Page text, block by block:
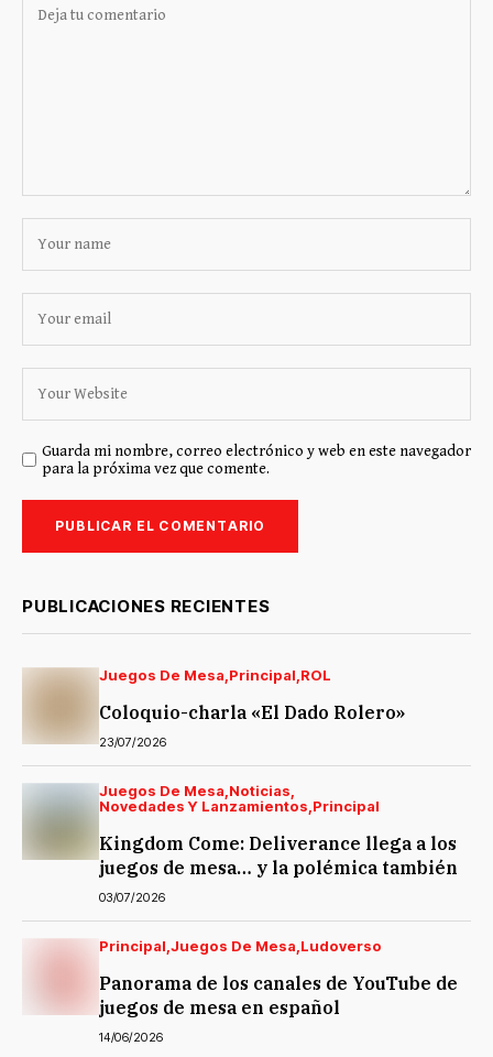
Guarda mi nombre, correo electrónico y web en este navegador
para la próxima vez que comente.
PUBLICACIONES RECIENTES
Juegos De Mesa Principal ROL
Coloquio-charla «El Dado Rolero»
23/07/2026
Juegos De Mesa Noticias
Novedades Y Lanzamientos Principal
Kingdom Come: Deliverance llega a los
juegos de mesa… y la polémica también
03/07/2026
Principal Juegos De Mesa Ludoverso
Panorama de los canales de YouTube de
juegos de mesa en español
14/06/2026